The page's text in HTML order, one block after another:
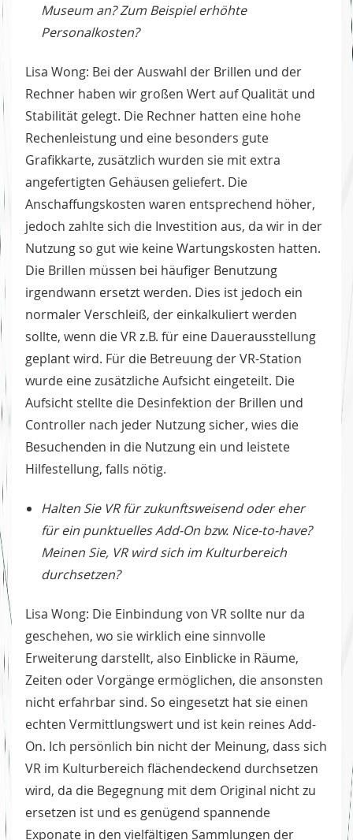
Museum an? Zum Beispiel erhöhte
Personalkosten?
Lisa Wong: Bei der Auswahl der Brillen und der
Rechner haben wir großen Wert auf Qualität und
Stabilität gelegt. Die Rechner hatten eine hohe
Rechenleistung und eine besonders gute
Grafikkarte, zusätzlich wurden sie mit extra
angefertigten Gehäusen geliefert. Die
Anschaffungskosten waren entsprechend höher,
jedoch zahlte sich die Investition aus, da wir in der
Nutzung so gut wie keine Wartungskosten hatten.
Die Brillen müssen bei häufiger Benutzung
irgendwann ersetzt werden. Dies ist jedoch ein
normaler Verschleiß, der einkalkuliert werden
sollte, wenn die VR z.B. für eine Dauerausstellung
geplant wird. Für die Betreuung der VR-Station
wurde eine zusätzliche Aufsicht eingeteilt. Die
Aufsicht stellte die Desinfektion der Brillen und
Controller nach jeder Nutzung sicher, wies die
Besuchenden in die Nutzung ein und leistete
Hilfestellung, falls nötig.
Halten Sie VR für zukunftsweisend oder eher
für ein punktuelles Add-On bzw. Nice-to-have?
Meinen Sie, VR wird sich im Kulturbereich
durchsetzen?
Lisa Wong: Die Einbindung von VR sollte nur da
geschehen, wo sie wirklich eine sinnvolle
Erweiterung darstellt, also Einblicke in Räume,
Zeiten oder Vorgänge ermöglichen, die ansonsten
nicht erfahrbar sind. So eingesetzt hat sie einen
echten Vermittlungswert und ist kein reines Add-
On. Ich persönlich bin nicht der Meinung, dass sich
VR im Kulturbereich flächendeckend durchsetzen
wird, da die Begegnung mit dem Original nicht zu
ersetzen ist und es genügend spannende
Exponate in den vielfältigen Sammlungen der